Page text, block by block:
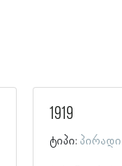
1919
ტიპი: